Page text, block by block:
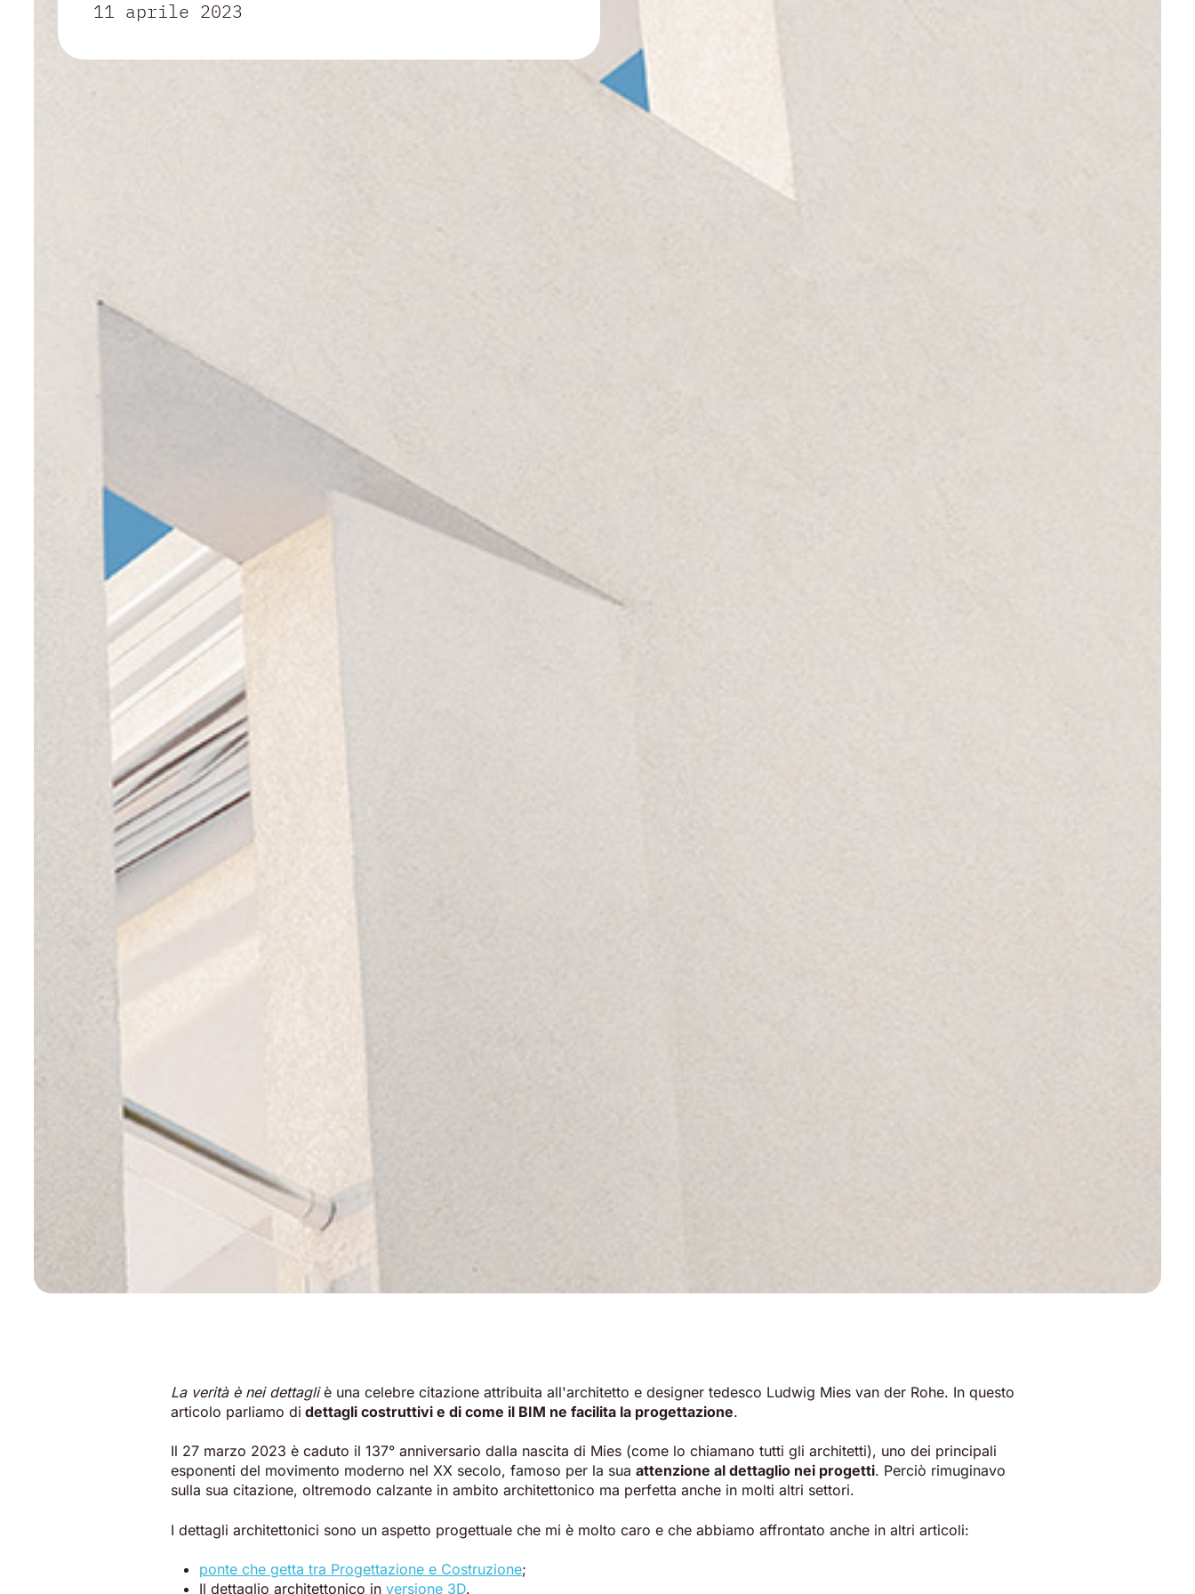
11 aprile 2023
La verità è nei dettagliè una celebre citazione attribuita all'architetto e designer tedesco Ludwig Mies van der Rohe. In questo
articolo parliamo di dettagli costruttivi e di come il BIM ne facilita la progettazione.
Il 27 marzo 2023 è caduto il 137° anniversario dalla nascita di Mies (come lo chiamano tutti gli architetti), uno dei principali
esponenti del movimento moderno nel XX secolo, famoso per la sua attenzione al dettaglio nei progetti. Perciò rimuginavo
sulla sua citazione, oltremodo calzante in ambito architettonico ma perfetta anche in molti altri settori.
I dettagli architettonici sono un aspetto progettuale che mi è molto caro e che abbiamo affrontato anche in altri articoli:
ponte che getta tra Progettazione e Costruzione;
Il dettaglio architettonico in versione 3D.